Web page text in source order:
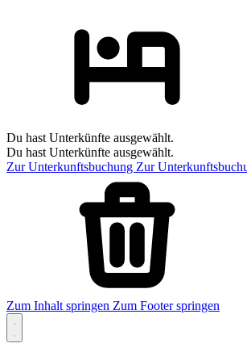
Du hast Unterkünfte ausgewählt.
Du hast Unterkünfte ausgewählt.
Zur Unterkunftsbuchung Zur
Zum Inhalt springen Zum Footer springen